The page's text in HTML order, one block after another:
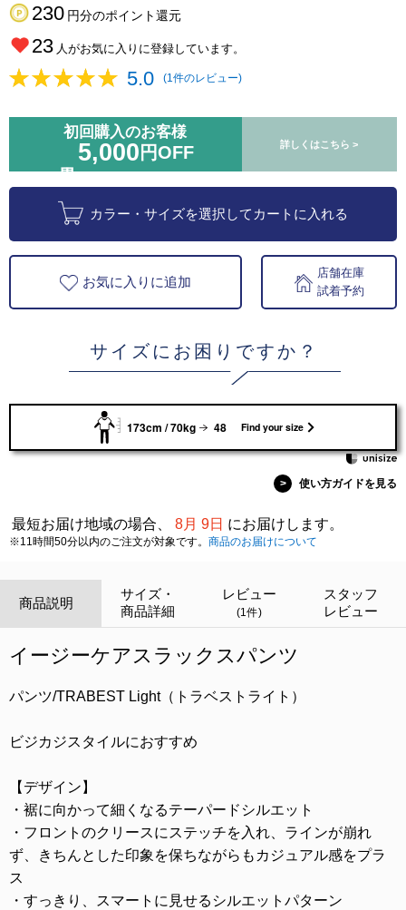
230 円分のポイント還元
23 人がお気に入りに登録しています。
5.0 (1件のレビュー)
初回購入のお客様
5,000 円OFF 詳しくはこちら >
カラー・サイズを選択してカートに入れる
お気に入りに追加
店舗在庫
試着予約
サイズにお困りですか？
173cm / 70kg 48 Find your size
> 使い方ガイドを見る
最短お届け地域の場合、 8月 9日 にお届けします。
※11時間50分以内のご注文が対象です。 商品のお届けについて
商品説明
サイズ・
商品詳細
レビュー
(1件)
スタッフ
レビュー
イージーケアスラックスパンツ
パンツ/TRABEST Light（トラベストライト）
ビジカジスタイルにおすすめ
【デザイン】
・裾に向かって細くなるテーパードシルエット
・フロントのクリースにステッチを入れ、ラインが崩れ
ず、きちんとした印象を保ちながらもカジュアル感をプラ
ス
・すっきり、スマートに見せるシルエットパターン